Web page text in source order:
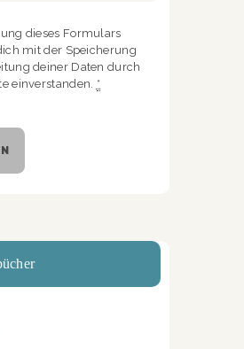
dieses Formulars
mit der Speicherung
deiner Daten durch
einverstanden. *